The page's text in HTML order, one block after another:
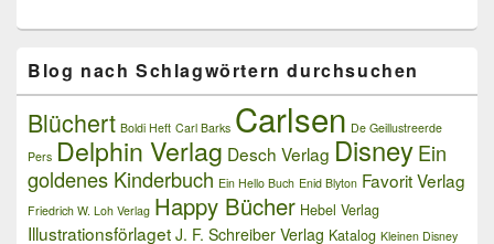
Blog nach Schlagwörtern durchsuchen
Blüchert Boldi Heft Carl Barks Carlsen De Geillustreerde
Pers Delphin Verlag Desch Verlag DisneyEin
goldenes Kinderbuch Ein Hello Buch Enid Blyton Favorit Verlag
Friedrich W. Loh Verlag Happy Bücher Hebel Verlag
Illustrationsförlaget J. F. Schreiber Verlag Katalog Kleinen Disney